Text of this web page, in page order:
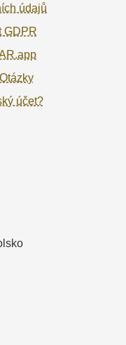
údajů
GDPR
účet?